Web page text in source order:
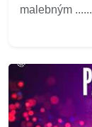
malebným ......